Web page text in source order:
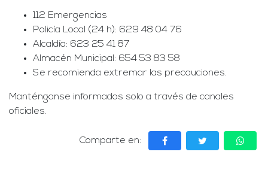
112 Emergencias
Policía Local (24 h): 629 48 04 76
Alcaldía: 623 25 41 87
Almacén Municipal: 654 53 83 58
Se recomienda extremar las precauciones.
Manténganse informados solo a través de canales
oficiales.
Comparte en: